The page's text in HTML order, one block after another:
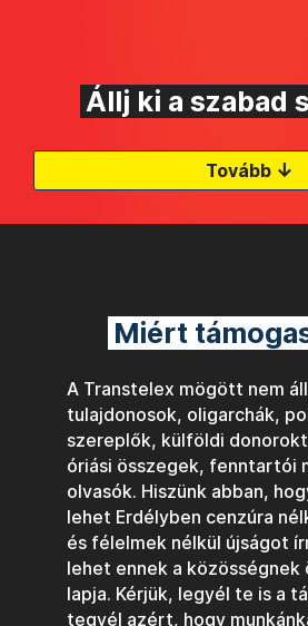
Állj ki a szabad
Tovább ↓
Miért
A Transtelex mögött nem
tulajdonosok, oligarchák,
szereplők, külföldi
óriási összegek, fenntartói
olvasók. Hiszünk abban,
lehet Erdélyben cenzúra
és félelmek nélkül újságot
lehet ennek a közösségnek
lapja. Kérjük, legyél te is a
tegyél azért, hogy